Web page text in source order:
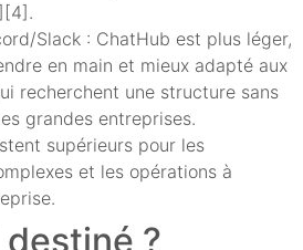
Slack : ChatHub est plus léger,
en main et mieux adapté aux
recherchent une structure sans
grandes entreprises.
supérieurs pour les
et les opérations à
?